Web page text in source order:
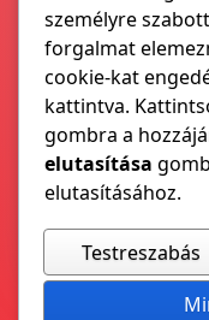
személyre
forgalmat
cookie-kat
kattintva.
gombra a
elutasítása
elutasításához.
Testreszabás